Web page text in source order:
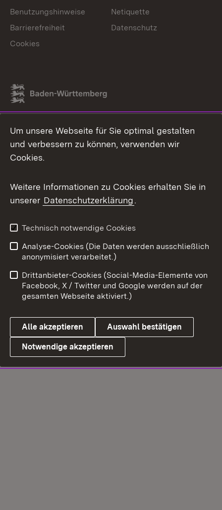
Link zum Landesportal
Benutzungshinweise
Netiquette
Barrierefreiheit
Datenschutz
Cookies
Um unsere Webseite für Sie optimal gestalten
und verbessern zu können, verwenden wir
Cookies.
Weitere Informationen zu Cookies erhalten Sie in
unserer Datenschutzerklärung.
Technisch notwendige Cookies
Analyse-Cookies (Die Daten werden ausschließlich
anonymisiert verarbeitet.)
Drittanbieter-Cookies (Social-Media-Elemente von
Facebook, X / Twitter und Google werden auf der
gesamten Webseite aktiviert.)
Alle akzeptieren Auswahl bestätigen
Notwendige akzeptieren